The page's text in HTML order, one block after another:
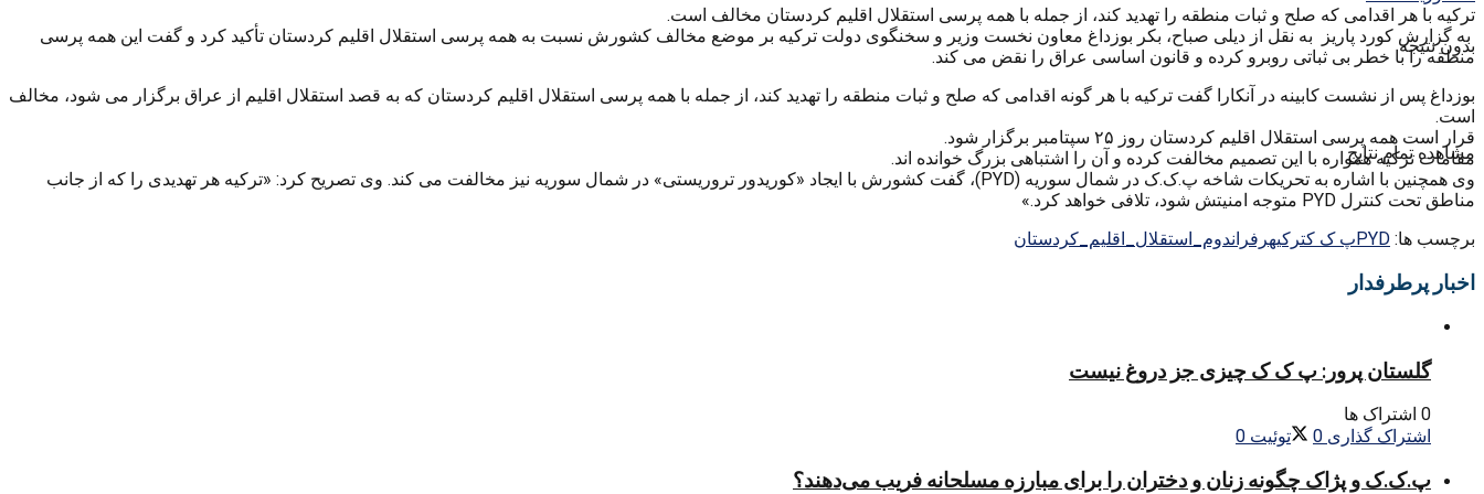
بدون نتیجه
مشاهده تمام نتایج
ترکیه با هر اقدامی که صلح و ثبات منطقه را تهدید کند، از جمله با همه پرسی استقلال اقلیم کردستان مخالف است.
به گزارش کورد پاریز به نقل از دیلی صباح، بکر بوزداغ معاون نخست وزیر و سخنگوی دولت ترکیه بر موضع مخالف کشورش نسبت به همه پرسی استقلال اقلیم کردستان تأکید کرد و گفت این همه پرسی
منطقه را با خطر بی ثباتی روبرو کرده و قانون اساسی عراق را نقض می کند.
بوزداغ پس از نشست کابینه در آنکارا گفت ترکیه با هر گونه اقدامی که صلح و ثبات منطقه را تهدید کند، از جمله با همه پرسی استقلال اقلیم کردستان که به قصد استقلال اقلیم از عراق برگزار می شود، مخالف
است.
قرار است همه پرسی استقلال اقلیم کردستان روز ۲۵ سپتامبر برگزار شود.
مقامات ترکیه همواره با این تصمیم مخالفت کرده و آن را اشتباهی بزرگ خوانده اند.
وی همچنین با اشاره به تحریکات شاخه پ.ک.ک در شمال سوریه (PYD)، گفت کشورش با ایجاد «کوریدور تروریستی» در شمال سوریه نیز مخالفت می کند. وی تصریح کرد: «ترکیه هر تهدیدی را که از جانب
مناطق تحت کنترل PYD متوجه امنیتش شود، تلافی خواهد کرد.»
برچسب ها: PYD پ ک کترکیهرفراندوم_استقلال_اقلیم_کردستان
اخبار پرطرفدار
گلستان پرور: پ ک ک چیزی جز دروغ نیست
0 اشتراک ها
اشتراک گذاری 0 توئیت 0
پ.ک.ک و پژاک چگونه زنان و دختران را برای مبارزه مسلحانه فریب می‌دهند؟